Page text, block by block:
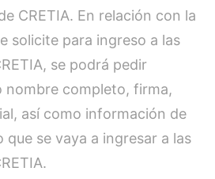
CRETIA. En relación con la
solicite para ingreso a las
se podrá pedir
nombre completo, firma,
así como información de
se vaya a ingresar a las